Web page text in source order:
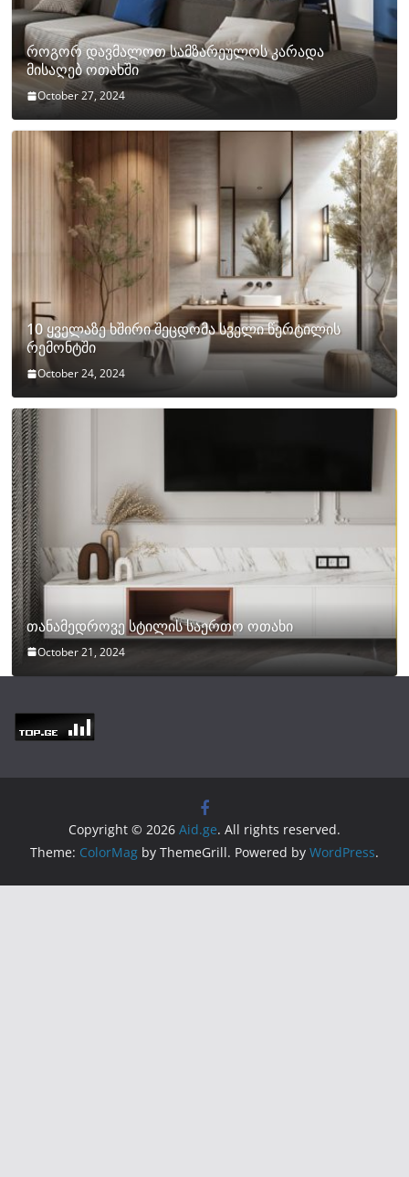
როგორ დავმალოთ სამზარეულოს კარადა
მისაღებ ოთახში
October 27, 2024
10 ყველაზე ხშირი შეცდომა სველი წერტილის
რემონტში
October 24, 2024
თანამედროვე სტილის საერთო ოთახი
October 21, 2024
Copyright © 2026 Aid.ge. All rights reserved.
Theme: ColorMag by ThemeGrill. Powered by WordPress.